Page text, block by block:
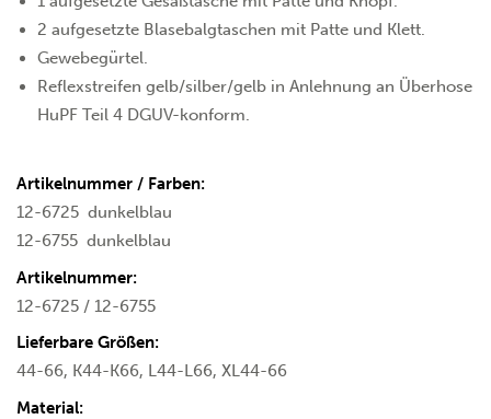
2 aufgesetzte Blasebalgtaschen mit Patte und Klett.
Gewebegürtel.
Reflexstreifen gelb/silber/gelb in Anlehnung an Überhose
HuPF Teil 4 DGUV-konform.
Artikelnummer / Farben:
12-6725 dunkelblau
12-6755 dunkelblau
Artikelnummer:
12-6725 / 12-6755
Lieferbare Größen:
44-66, K44-K66, L44-L66, XL44-66
Material: